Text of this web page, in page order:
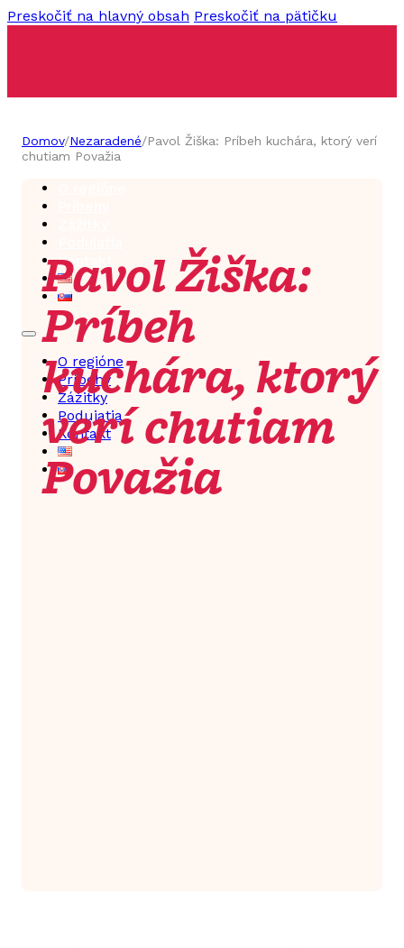
Preskočiť na hlavný obsah Preskočiť na pätičku
Kontakt
O regióne
Príbehy
Zážitky
Podujatia
Kontakt
Domov/Nezaradené/Pavol Žiška: Príbeh kuchára, ktorý verí
chutiam Považia
Pavol Žiška:
Príbeh
kuchára, ktorý
verí chutiam
Považia